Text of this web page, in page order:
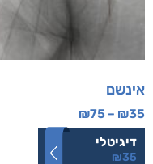
אינשם
₪35
–
₪75
דיגיטלי
₪35